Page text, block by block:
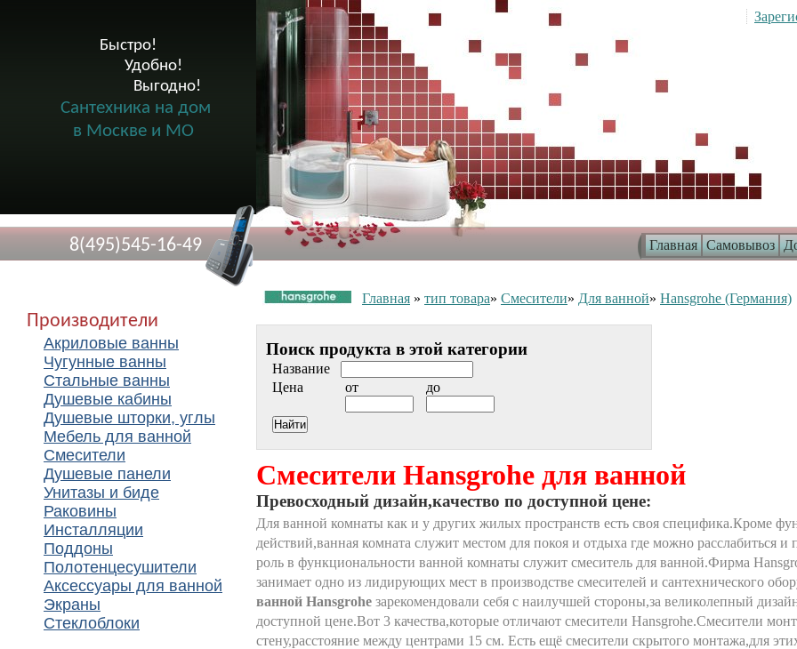
Главная Самовывоз
Быстро!
              Удобно!
                      Выгодно!
Сантехника на дом
в Москве и МО
8(495)545-16-49
Производители
Акриловые ванны
Чугунные ванны
Стальные ванны
Душевые кабины
Душевые шторки, углы
Мебель для ванной
Смесители
Душевые панели
Унитазы и биде
Раковины
Инсталляции
Поддоны
Полотенцесушители
Аксессуары для ванной
Экраны
Стеклоблоки
Главная » тип товара» Смесители» Для ванной» Hansgrohe (Германия)
Поиск продукта в этой категории
Название
Цена
от до
Смесители Hansgrohe для ванной
Превосходный дизайн,качество по доступной цене:
Для ванной комнаты как и у других жилых пространств есть своя специфика.Кроме
действий,ванная комната служит местом для покоя и отдыха где можно расслабиться
роль в функциональности ванной комнаты служит смеситель для ванной.Фирма
занимает одно из лидирующих мест в производстве смесителей и сантехнического
ванной Hansgrohe зарекомендовали себя с наилучшей стороны,за великолепный
доступной цене.Вот 3 качества,которые отличают смесители Hansgrohe.Смесители
стену,расстояние между центрами 15 см. Есть ещё смесители скрытого монтажа,для